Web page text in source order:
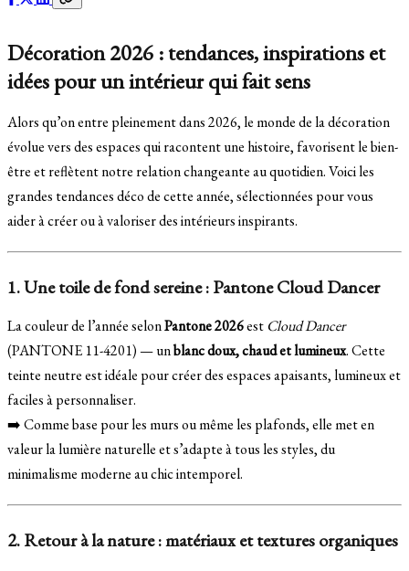
Décoration 2026 : tendances, inspirations et
idées pour un intérieur qui fait sens
Alors qu’on entre pleinement dans 2026, le monde de la décoration
évolue vers des espaces qui racontent une histoire, favorisent le bien-
être et reflètent notre relation changeante au quotidien. Voici les
grandes tendances déco de cette année, sélectionnées pour vous
aider à créer ou à valoriser des intérieurs inspirants.
1. Une toile de fond sereine : Pantone Cloud Dancer
La couleur de l’année selonPantone 2026estCloud Dancer
(PANTONE 11-4201) — unblanc doux, chaud et lumineux. Cette
teinte neutre est idéale pour créer des espaces apaisants, lumineux et
faciles à personnaliser.
➡️ Comme base pour les murs ou même les plafonds, elle met en
valeur la lumière naturelle et s’adapte à tous les styles, du
minimalisme moderne au chic intemporel.
2. Retour à la nature : matériaux et textures organiques